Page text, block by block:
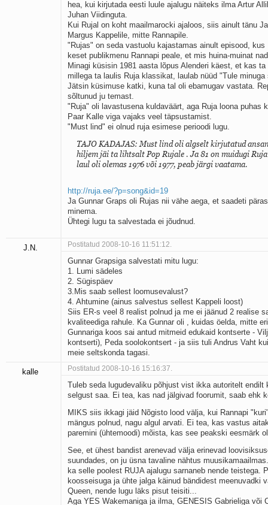
hea, kui kirjutada eesti luule ajalugu näiteks ilma Artur
Juhan Viidinguta.
Kui Rujal on koht maailmarocki ajaloos, siis ainult tänu
Margus Kappelile, mitte Rannapile.
"Rujas" on seda vastuolu kajastamas ainult episood, kus
keset publikmenu Rannapi peale, et mis huina-muinat
Minagi küsisin 1981 aasta lõpus Alenderi käest, et kas
millega ta laulis Ruja klassikat, laulab nüüd "Tule minuga
Jätsin küsimuse katki, kuna tal oli ebamugav vastata.
sõltunud ju temast.
"Ruja" oli lavastusena kuldaväärt, aga Ruja loona puhas
Paar Kalle viga vajaks veel täpsustamist.
"Must lind" ei olnud ruja esimese perioodi lugu.
TAJO KADAJAS: Must lind oli algselt kirjutatud
hiljem jäi ta lihtsalt Pop Rujale . Ja 81 on muidugi
laul oli olemas 1976 või 1977, peab järgi vaatama.
http://ruja.ee/?p=song&id=19
Ja Gunnar Graps oli Rujas nii vähe aega, et saadeti
minema.
Ühtegi lugu ta salvestada ei jõudnud.
J.N. Postitatud 2008-10-16 11:51:12.
Gunnar Grapsiga salvestati mitu lugu:
1. Lumi sädeles
2. Sügispäev
3.Mis saab sellest loomusevalust?
4. Ahtumine (ainus salvestus sellest Kappeli loost)
Siis ER-s veel 8 realist polnud ja me ei jäänud 2 realise
kvaliteediga rahule. Ka Gunnar oli , kuidas öelda, mitte
Gunnariga koos sai antud mitmeid edukaid kontserte -
kontserti), Peda soolokontsert - ja siis tuli Andrus Vaht
meie seltskonda tagasi.
kalle Postitatud 2008-10-16 15:16:37.
Tuleb seda lugudevaliku põhjust vist ikka autoritelt endilt
selgust saa. Ei tea, kas nad jälgivad foorumit, saab ehk
MIKS siis ikkagi jäid Nõgisto lood välja, kui Rannapi
mängus polnud, nagu algul arvati. Ei tea, kas vastus
paremini (ühtemoodi) mõista, kas see peakski eesmärk
See, et ühest bandist arenevad välja erinevad
suundades, on ju üsna tavaline nähtus
ka selle poolest RUJA ajalugu sarnaneb nende teistega.
koosseisuga ja ühte jalga käinud bändidest meenuvadki
Queen, nende lugu läks pisut teisiti...
Aga YES Wakemaniga ja ilma, GENESIS Gabrieliga või